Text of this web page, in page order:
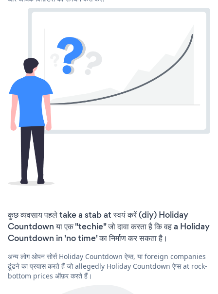
कुछ व्यवसाय पहले take a stab at स्वयं करें (diy) Holiday
Countdown या एक "techie" जो दावा करता है कि वह a Holiday
Countdown in 'no time' का निर्माण कर सकता है।
अन्य लोग ओपन सोर्स Holiday Countdown ऐप्स, या foreign companies
ढूंढने का प्रयास करते हैं जो allegedly Holiday Countdown ऐप्स at rock-
bottom prices ऑफ़र करते हैं।